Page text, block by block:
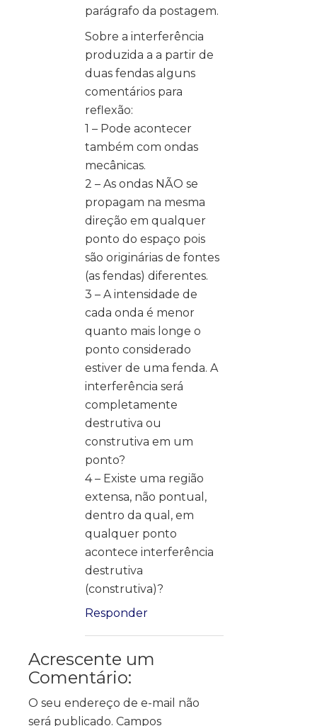
parágrafo da postagem.
Sobre a interferência
produzida a a partir de
duas fendas alguns
comentários para
reflexão:
1 – Pode acontecer
também com ondas
mecânicas.
2 – As ondas NÃO se
propagam na mesma
direção em qualquer
ponto do espaço pois
são originárias de fontes
(as fendas) diferentes.
3 – A intensidade de
cada onda é menor
quanto mais longe o
ponto considerado
estiver de uma fenda. A
interferência será
completamente
destrutiva ou
construtiva em um
ponto?
4 – Existe uma região
extensa, não pontual,
dentro da qual, em
qualquer ponto
acontece interferência
destrutiva
(construtiva)?
Responder
Acrescente um
Comentário:
O seu endereço de e-mail não
será publicado. Campos